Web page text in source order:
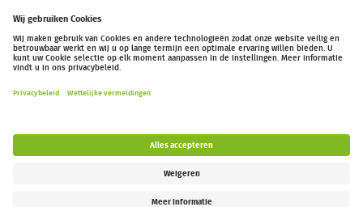
outdoor-ticket.net– Een project van
Toegankelijkheidsverklaring
Follow us: